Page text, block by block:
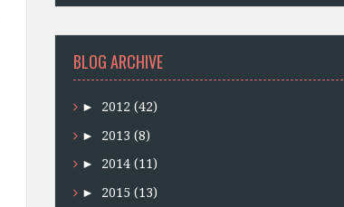
BLOG ARCHIVE
► 2012 (42)
► 2013 (8)
► 2014 (11)
► 2015 (13)